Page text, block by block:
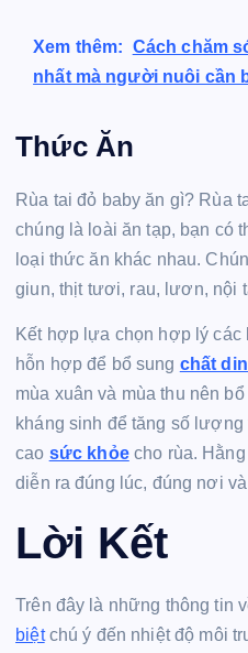
Xem thêm: Cách chăm
nhất mà người nuôi cần
Thức Ăn
Rùa tai đỏ baby ăn gì? Rùa
chúng là loài ăn tạp, bạn có
loại thức ăn khác nhau.
giun, thịt tươi, rau, lươn, nội
Kết hợp lựa chọn hợp lý
hỗn hợp để bổ sung chất
mùa xuân và mùa thu nên
kháng sinh để tăng số
cao sức khỏecho rùa. Hằng
diễn ra đúng lúc, đúng nơi
Lời Kết
Trên đây là những thông tin
biệtchú ý đến nhiệt độ môi